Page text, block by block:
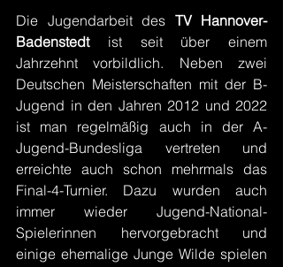
Die Jugendarbeit des TV Hannover-
Badenstedt ist seit über einem
Jahrzehnt vorbildlich. Neben zwei
Deutschen Meisterschaften mit der B-
Jugend in den Jahren 2012 und 2022
ist man regelmäßig auch in der A-
Jugend-Bundesliga vertreten und
erreichte auch schon mehrmals das
Final-4-Turnier. Dazu wurden auch
immer wieder Jugend-National-
Spielerinnen hervorgebracht und
einige ehemalige Junge Wilde spielen